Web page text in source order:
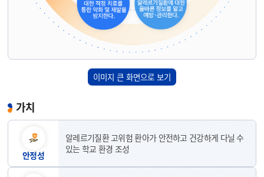
이미지 큰 화면으로 보기
가치
안정성
알레르기질환 고위험 환아가 안전하고 건강하게 다닐 수
있는 학교 환경 조성